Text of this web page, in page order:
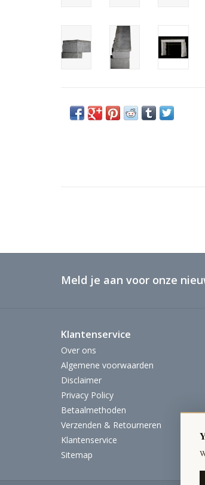
Meld je aan voor onze
Klantenservice
Over ons
Algemene voorwaarden
Disclaimer
Privacy Policy
Betaalmethoden
Verzenden & Retourneren
Klantenservice
Sitemap